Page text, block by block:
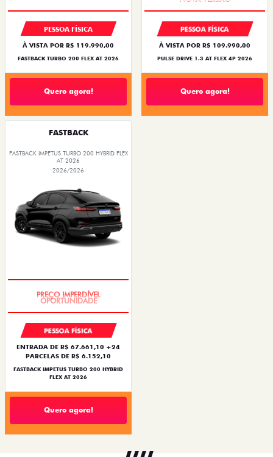
PESSOA FÍSICA
À VISTA POR R$ 119.990,00
FASTBACK TURBO 200 FLEX AT 2026
Quero agora!
PESSOA FÍSICA
À VISTA POR R$ 109.990,00
PULSE DRIVE 1.3 AT FLEX 4P 2026
Quero agora!
FASTBACK
FASTBACK IMPETUS TURBO 200 HYBRID FLEX
AT 2026
2026/2026
PESSOA FÍSICA
ENTRADA DE R$ 67.661,10 +24
PARCELAS DE R$ 6.152,10
FASTBACK IMPETUS TURBO 200 HYBRID
FLEX AT 2026
Quero agora!